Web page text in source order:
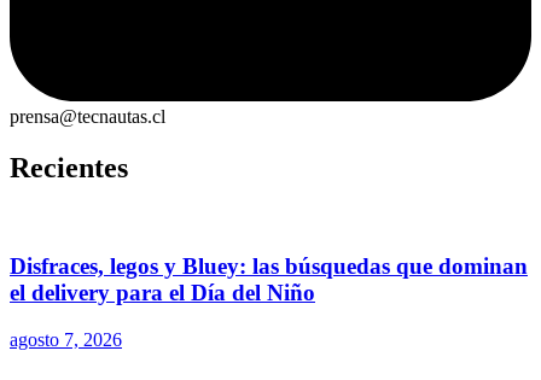
prensa@tecnautas.cl
Recientes
Disfraces, legos y Bluey: las búsquedas que dominan
el delivery para el Día del Niño
agosto 7, 2026